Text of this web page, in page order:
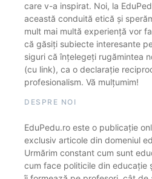
care v-a inspirat. Noi, la
această conduită etică și
mult mai multă experiență vor
că găsiți subiecte interesante
siguri că înțelegeți rugămintea
(cu link), ca o declarație
profesionalism. Vă mulțumim!
DESPRE NOI
EduPedu.ro este o publicație
exclusiv articole din domeniul
Urmărim constant cum sunt
cum face politicile din educație